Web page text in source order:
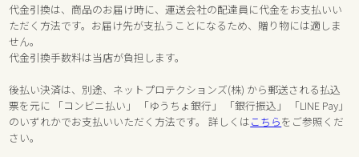
代金引換は、商品のお届け時に、運送会社の配達員に代金をお支払いい
ただく方法です。お届け先が支払うことになるため、贈り物には適しま
せん。
代金引換手数料は当店が負担します。
後払い決済は、別途、ネットプロテクションズ(株) から郵送される払込
票を元に 「コンビニ払い」 「ゆうちょ銀行」 「銀行振込」 「LINE Pay」
のいずれかでお支払いいただく方法です。 詳しくはこちらをご参照くだ
さい。